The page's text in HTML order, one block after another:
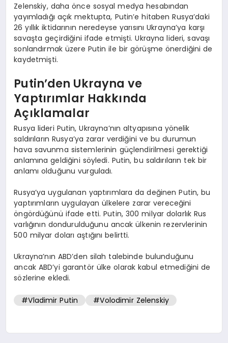
Zelenskiy, daha önce sosyal medya hesabından
yayımladığı açık mektupta, Putin’e hitaben Rusya’daki
26 yıllık iktidarının neredeyse yarısını Ukrayna’ya karşı
savaşta geçirdiğini ifade etmişti. Ukrayna lideri, savaşı
sonlandırmak üzere Putin ile bir görüşme önerdiğini de
kaydetmişti.
Putin’den Ukrayna ve
Yaptırımlar Hakkında
Açıklamalar
Rusya lideri Putin, Ukrayna’nın altyapısına yönelik
saldırıların Rusya’ya zarar verdiğini ve bu durumun
hava savunma sistemlerinin güçlendirilmesi gerektiği
anlamına geldiğini söyledi. Putin, bu saldırıların tek bir
anlamı olduğunu vurguladı.
Rusya’ya uygulanan yaptırımlara da değinen Putin, bu
yaptırımların uygulayan ülkelere zarar vereceğini
öngördüğünü ifade etti. Putin, 300 milyar dolarlık Rus
varlığının dondurulduğunu ancak ülkenin rezervlerinin
500 milyar doları aştığını belirtti.
Ukrayna’nın ABD’den silah talebinde bulunduğunu
ancak ABD’yi garantör ülke olarak kabul etmediğini de
sözlerine ekledi.
#Vladimir Putin #Volodimir Zelenskiy